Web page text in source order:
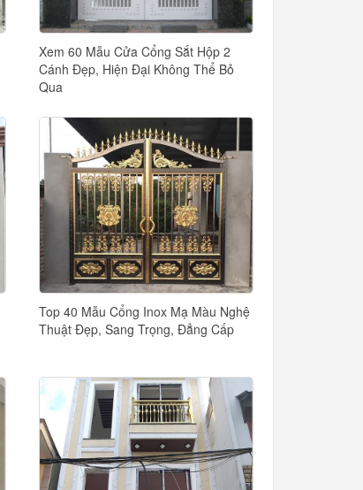
Xem 60 Mẫu Cửa Cổng Sắt Hộp 2
Cánh Đẹp, Hiện Đại Không Thể Bỏ
Qua
Top 40 Mẫu Cổng Inox Mạ Màu Nghệ
Thuật Đẹp, Sang Trọng, Đẳng Cấp